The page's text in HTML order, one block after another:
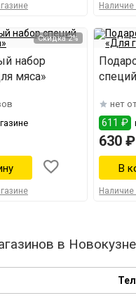
Наличие
Скидка 2%
набор
мяса»
нет
611 ₽
630 ₽
Наличие
в